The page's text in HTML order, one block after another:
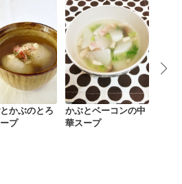
かぶのとろ
プ
かぶとベーコンの中
華スープ